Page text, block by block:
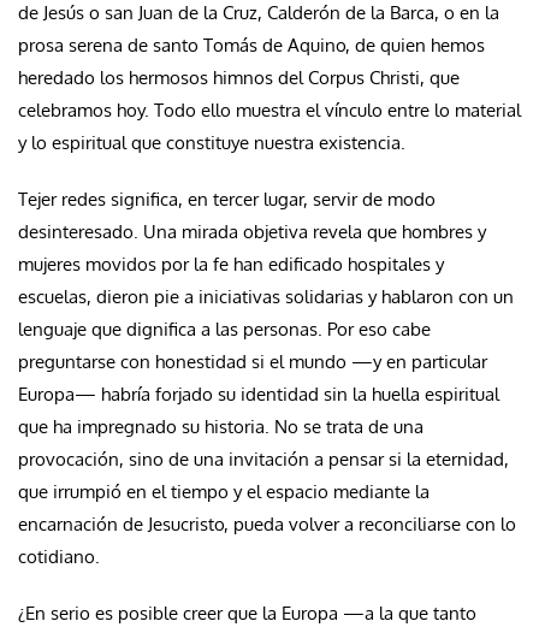
de Jesús o san Juan de la Cruz, Calderón de la Barca, o en la
prosa serena de santo Tomás de Aquino, de quien hemos
heredado los hermosos himnos del Corpus Christi, que
celebramos hoy. Todo ello muestra el vínculo entre lo material
y lo espiritual que constituye nuestra existencia.
Tejer redes significa, en tercer lugar, servir de modo
desinteresado. Una mirada objetiva revela que hombres y
mujeres movidos por la fe han edificado hospitales y
escuelas, dieron pie a iniciativas solidarias y hablaron con un
lenguaje que dignifica a las personas. Por eso cabe
preguntarse con honestidad si el mundo —y en particular
Europa— habría forjado su identidad sin la huella espiritual
que ha impregnado su historia. No se trata de una
provocación, sino de una invitación a pensar si la eternidad,
que irrumpió en el tiempo y el espacio mediante la
encarnación de Jesucristo, pueda volver a reconciliarse con lo
cotidiano.
¿En serio es posible creer que la Europa —a la que tanto